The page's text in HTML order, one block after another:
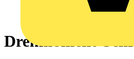
Drehmoment-